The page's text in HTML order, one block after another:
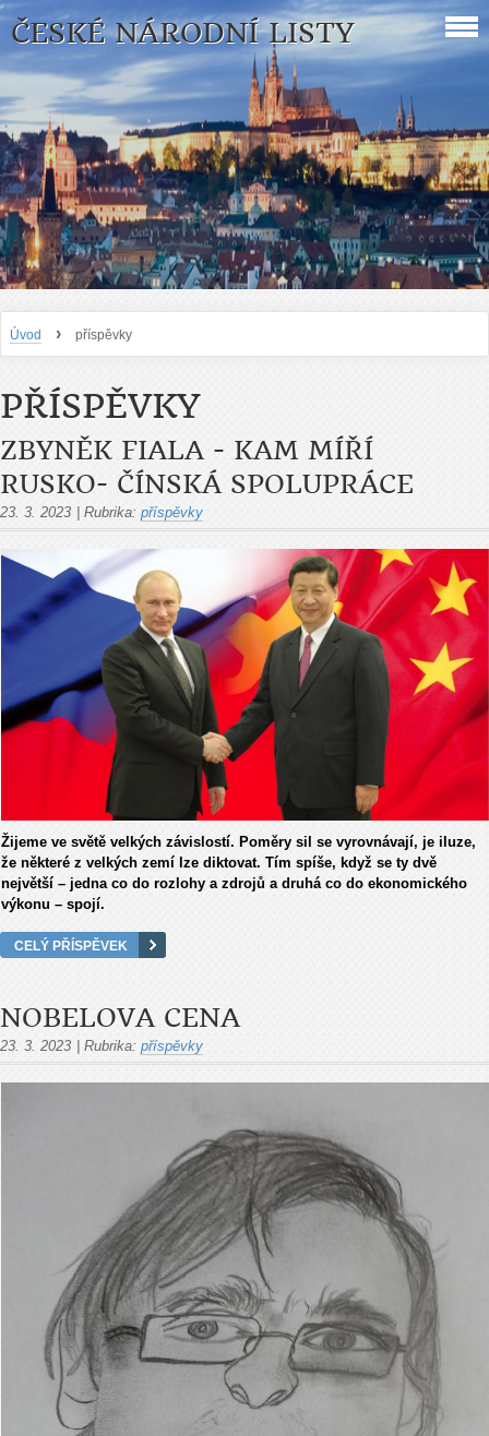
ČESKÉ NÁRODNÍ LISTY
Úvod › příspěvky
PŘÍSPĚVKY
ZBYNĚK FIALA - KAM MÍŘÍ
RUSKO- ČÍNSKÁ SPOLUPRÁCE
23. 3. 2023 Rubrika: příspěvky
Žijeme ve světě velkých závislostí. Poměry sil se vyrovnávají, je iluze,
že některé z velkých zemí lze diktovat. Tím spíše, když se ty dvě
největší – jedna co do rozlohy a zdrojů a druhá co do ekonomického
výkonu – spojí.
CELÝ PŘÍSPĚVEK
NOBELOVA CENA
23. 3. 2023 | Rubrika: příspěvky